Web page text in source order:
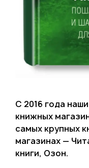
С 2016 года
книжных
самых крупных
магазинах —
книги, Озон.